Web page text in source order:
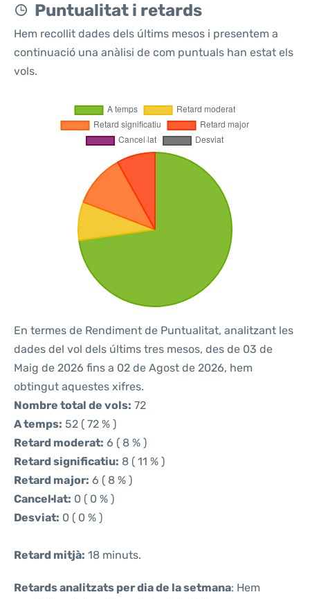
Puntualitat i retards
Hem recollit dades dels últims mesos i presentem a
continuació una anàlisi de com puntuals han estat els
vols.
En termes de Rendiment de Puntualitat, analitzant les
dades del vol dels últims tres mesos, des de 03 de
Maig de 2026 fins a 02 de Agost de 2026, hem
obtingut aquestes xifres.
Nombre total de vols: 72
A temps: 52 ( 72 % )
Retard moderat: 6 ( 8 % )
Retard significatiu: 8 ( 11 % )
Retard major: 6 ( 8 % )
Cancel·lat: 0 ( 0 % )
Desviat: 0 ( 0 % )
Retard mitjà: 18 minuts.
Retards analitzats per dia de la setmana: Hem